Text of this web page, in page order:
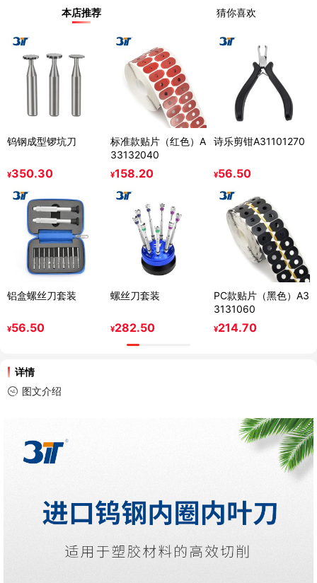
本店推荐 猜你喜欢
钨钢成型锣坑刀
¥350.30
标准款贴片（红色）A
33132040
¥158.20
诗乐剪钳A31101270
¥56.50
铝盒螺丝刀套装
¥56.50
螺丝刀套装
¥282.50
PC款贴片（黑色）A3
3131060
¥214.70
详情
图文介绍